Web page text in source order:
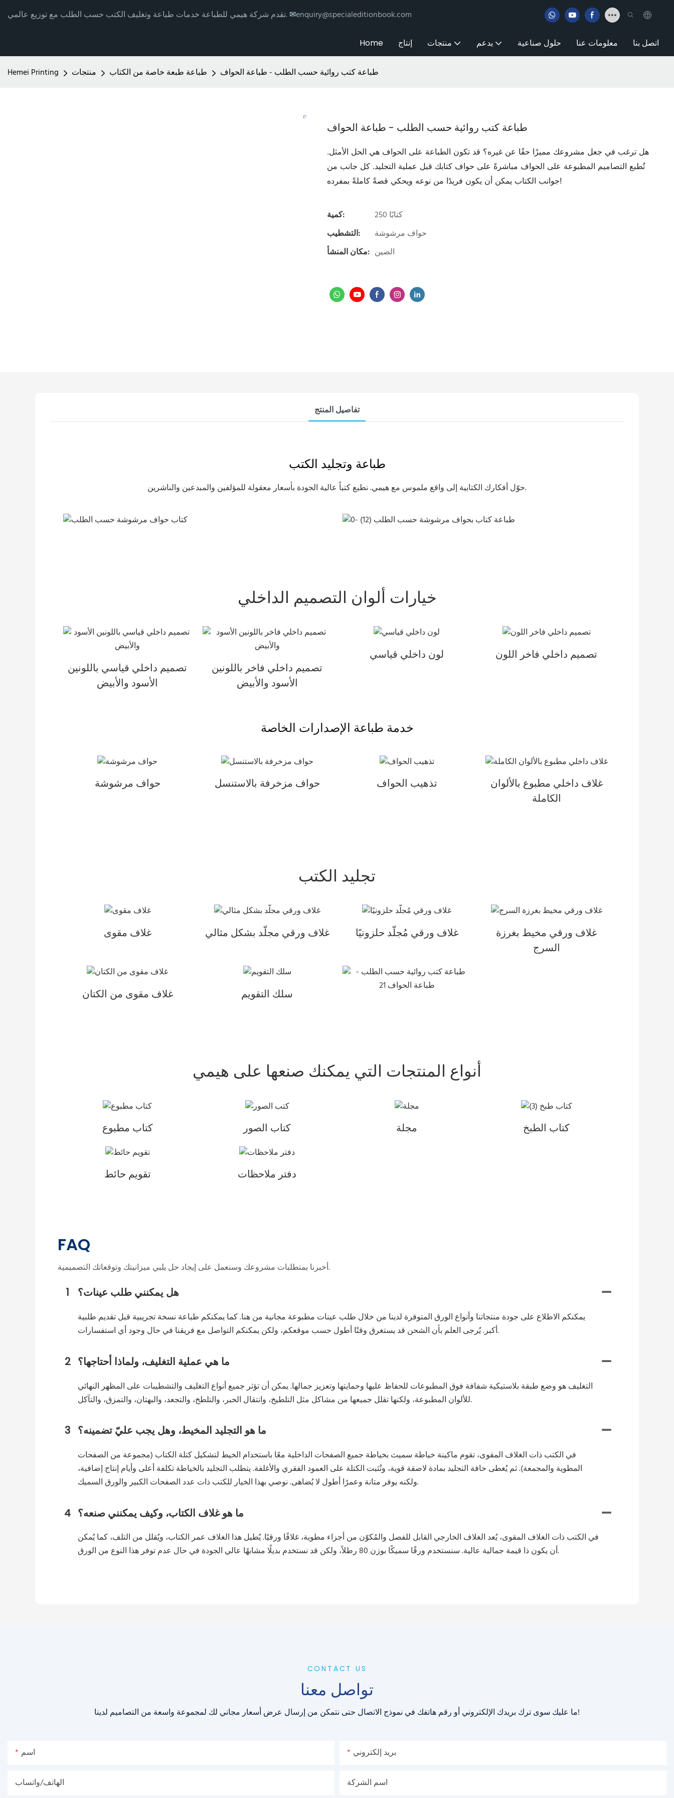
تقدم شركة هيمي للطباعة خدمات طباعة وتغليف الكتب حسب الطلب مع توزيع عالمي. ✉enquiry@specialeditionbook.com
Home إنتاج منتجات يدعم حلول صناعية معلومات عنا اتصل بنا
Hemei Printing منتجات طباعة طبعة خاصة من الكتاب طباعة كتب روائية حسب الطلب - طباعة الحواف
طباعة كتب روائية حسب الطلب - طباعة الحواف
هل ترغب في جعل مشروعك مميزًا حقًا عن غيره؟ قد تكون الطباعة على الحواف هي الحل الأمثل.
تُطبع التصاميم المطبوعة على الحواف مباشرةً على حواف كتابك قبل عملية التجليد. كل جانب من
جوانب الكتاب يمكن أن يكون فريدًا من نوعه ويحكي قصةً كاملةً بمفرده!
كمية:
250 كتابًا
التشطيب:
حواف مرشوشة
مكان المنشأ: الصين
تفاصيل المنتج
طباعة وتجليد الكتب
حوّل أفكارك الكتابية إلى واقع ملموس مع هيمي. نطبع كتباً عالية الجودة بأسعار معقولة للمؤلفين والمبدعين والناشرين.
خيارات ألوان التصميم الداخلي
تصميم داخلي قياسي باللونين
الأسود والأبيض
تصميم داخلي فاخر باللونين
الأسود والأبيض
لون داخلي قياسي تصميم داخلي فاخر اللون
خدمة طباعة الإصدارات الخاصة
حواف مرشوشة حواف مزخرفة بالاستنسل تذهيب الحواف
غلاف داخلي مطبوع بالألوان
الكاملة
تجليد الكتب
غلاف مقوى غلاف ورقي مجلّد بشكل مثالي غلاف ورقي مُجلّد حلزونيًا
غلاف ورقي مخيط بغرزة
السرج
غلاف مقوى من الكتان سلك التقويم
أنواع المنتجات التي يمكنك صنعها على هيمي
كتاب مطبوع كتاب الصور مجلة كتاب الطبخ
تقويم حائط دفتر ملاحظات
FAQ
أخبرنا بمتطلبات مشروعك وسنعمل على إيجاد حل يلبي ميزانيتك وتوقعاتك التصميمية.
1 هل يمكنني طلب عينات؟
يمكنكم الاطلاع على جودة منتجاتنا وأنواع الورق المتوفرة لدينا من خلال طلب عينات مطبوعة مجانية من هنا. كما يمكنكم طباعة نسخة تجريبية قبل تقديم طلبية
أكبر. يُرجى العلم بأن الشحن قد يستغرق وقتًا أطول حسب موقعكم، ولكن يمكنكم التواصل مع فريقنا في حال وجود أي استفسارات.
2 ما هي عملية التغليف، ولماذا أحتاجها؟
التغليف هو وضع طبقة بلاستيكية شفافة فوق المطبوعات للحفاظ عليها وحمايتها وتعزيز جمالها. يمكن أن تؤثر جميع أنواع التغليف والتشطيبات على المظهر النهائي
للألوان المطبوعة، ولكنها تقلل جميعها من مشاكل مثل التلطيخ، وانتقال الحبر، والتلطخ، والتجعد، والبهتان، والتمزق، والتآكل.
3 ما هو التجليد المخيط، وهل يجب عليّ تضمينه؟
في الكتب ذات الغلاف المقوى، تقوم ماكينة خياطة سميث بخياطة جميع الصفحات الداخلية معًا باستخدام الخيط لتشكيل كتلة الكتاب (مجموعة من الصفحات
المطوية والمجمعة). ثم يُغطى حافة التجليد بمادة لاصقة قوية، وتُثبت الكتلة على العمود الفقري والأغلفة. يتطلب التجليد بالخياطة تكلفة أعلى وأيام إنتاج إضافية،
ولكنه يوفر متانة وعمرًا أطول لا يُضاهى. نوصي بهذا الخيار للكتب ذات عدد الصفحات الكبير والورق السميك.
4 ما هو غلاف الكتاب، وكيف يمكنني صنعه؟
في الكتب ذات الغلاف المقوى، يُعد الغلاف الخارجي القابل للفصل والمُكوّن من أجزاء مطوية، غلافًا ورقيًا. يُطيل هذا الغلاف عمر الكتاب، ويُقلل من التلف، كما يُمكن
أن يكون ذا قيمة جمالية عالية. سنستخدم ورقًا سميكًا بوزن 80 رطلاً، ولكن قد نستخدم بديلًا مشابهًا عالي الجودة في حال عدم توفر هذا النوع من الورق.
CONTACT US
تواصل معنا
ما عليك سوى ترك بريدك الإلكتروني أو رقم هاتفك في نموذج الاتصال حتى نتمكن من إرسال عرض أسعار مجاني لك لمجموعة واسعة من التصاميم لدينا!
اسم بريد إلكتروني
الهاتف/واتساب اسم الشركة